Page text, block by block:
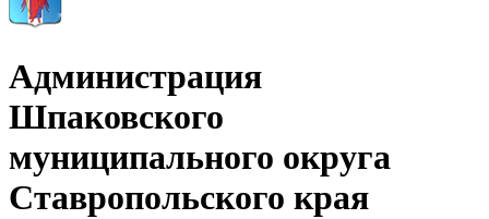
Администрация
Шпаковского
муниципального округа
Ставропольского края